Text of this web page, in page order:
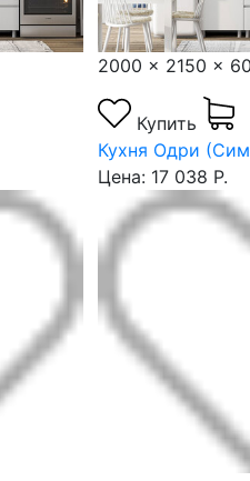
2000 x 2150 x
Купить
Кухня Одри
Цена: 17 038 Р.